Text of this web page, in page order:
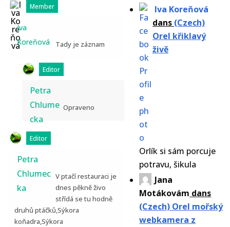
Iva Koreňová
dans (Czech)
Orel křiklavý
živě
Orlík si sám porcuje
potravu, šikula
Jana
Motákovám dans
(Czech) Orel mořský
webkamera z
Member
Iva
Koreňová
Tady je záznam
Editor
Petra
Chlume
cka
Opraveno
Editor
Petra
Chlumec
ka
V ptačí restauraci je
dnes pěkně živo
střídá se tu hodně
druhů ptáčků,Sýkora
koňadra,Sýkora